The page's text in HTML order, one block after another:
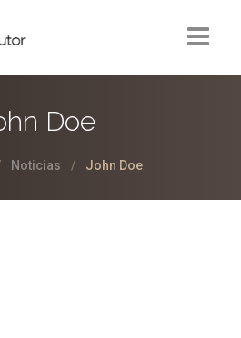
Doe
Noticias John Doe